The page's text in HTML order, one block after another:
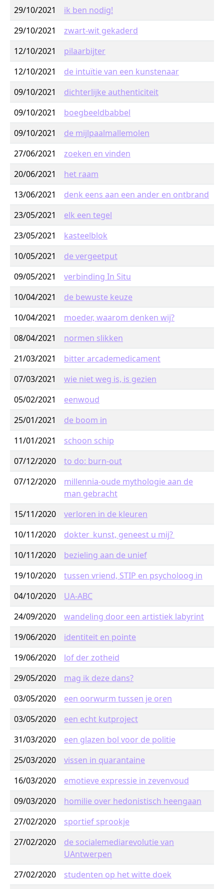
29/10/2021
ik ben nodig!
29/10/2021
zwart-wit gekaderd
12/10/2021
pilaarbijter
12/10/2021
de intuïtie van een kunstenaar
09/10/2021
dichterlijke authenticiteit
09/10/2021
boegbeeldbabbel
09/10/2021
de mijlpaalmallemolen
27/06/2021
zoeken en vinden
20/06/2021
het raam
13/06/2021
denk eens aan een ander en ontbrand
23/05/2021
elk een tegel
23/05/2021
kasteelblok
10/05/2021
de vergeetput
09/05/2021
verbinding In Situ
10/04/2021
de bewuste keuze
10/04/2021
moeder, waarom denken wij?
08/04/2021
normen slikken
21/03/2021
bitter arcademedicament
07/03/2021
wie niet weg is, is gezien
05/02/2021
eenwoud
25/01/2021
de boom in
11/01/2021
schoon schip
07/12/2020
to do: burn-out
07/12/2020
millennia-oude mythologie aan de
man gebracht
15/11/2020
verloren in de kleuren
10/11/2020
dokter kunst, geneest u mij?
10/11/2020
bezieling aan de unief
19/10/2020
tussen vriend, STIP en psycholoog in
04/10/2020
UA-ABC
24/09/2020
wandeling door een artistiek labyrint
19/06/2020
identiteit en pointe
19/06/2020
lof der zotheid
29/05/2020
mag ik deze dans?
03/05/2020
een oorwurm tussen je oren
03/05/2020
een echt kutproject
31/03/2020
een glazen bol voor de politie
25/03/2020
vissen in quarantaine
16/03/2020
emotieve expressie in zevenvoud
09/03/2020
homilie over hedonistisch heengaan
27/02/2020
sportief sprookje
27/02/2020
de socialemediarevolutie van
UAntwerpen
27/02/2020
studenten op het witte doek